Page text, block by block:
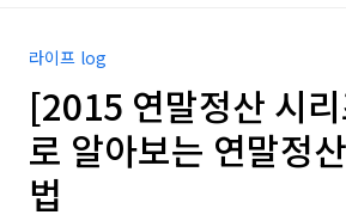
라이프 log
[2015 연말정산 시
로 알아보는 연말정
법